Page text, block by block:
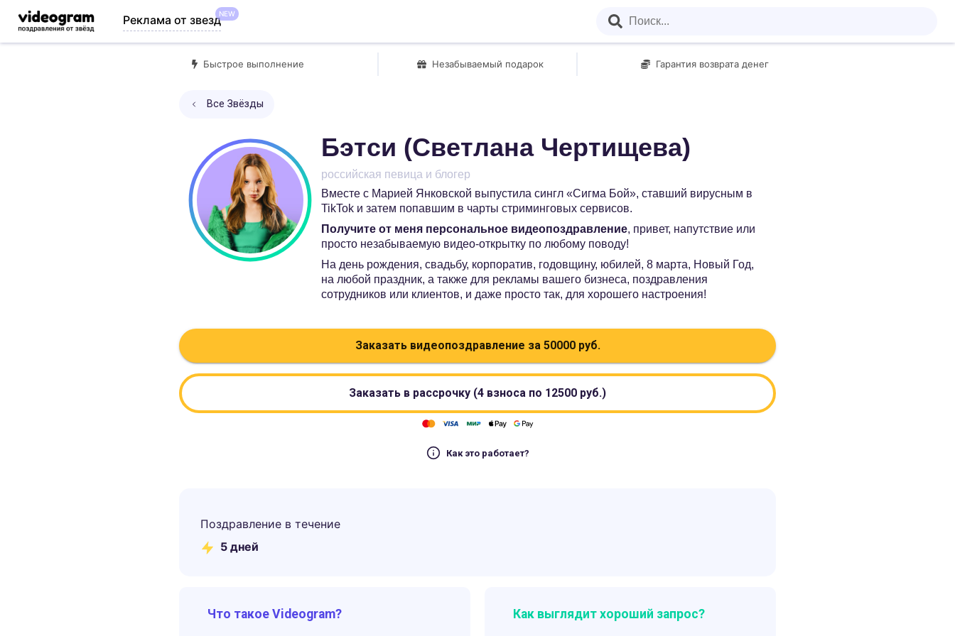
Реклама от звездNEW
Быстрое выполнение Незабываемый подарок Гарантия возврата денег
Все Звёзды
Бэтси (Светлана Чертищева)
российская певица и блогер
Вместе с Марией Янковской выпустила сингл «Сигма Бой», ставший вирусным в
TikTok и затем попавшим в чарты стриминговых сервисов.
Получите от меня персональное видеопоздравление, привет, напутствие или
просто незабываемую видео-открытку по любому поводу!
На день рождения, свадьбу, корпоратив, годовщину, юбилей, 8 марта, Новый Год,
на любой праздник, а также для рекламы вашего бизнеса, поздравления
сотрудников или клиентов, и даже просто так, для хорошего настроения!
Заказать видеопоздравление за 50000руб.
Заказать в рассрочку (4 взноса по 12500 руб.)
Как это работает?
Поздравление в течение
5 дней
Что такое Videogram? Как выглядит хороший запрос?